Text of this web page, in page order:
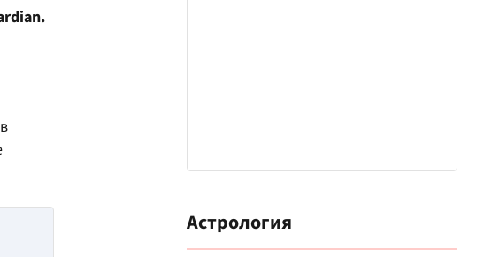
Астрология